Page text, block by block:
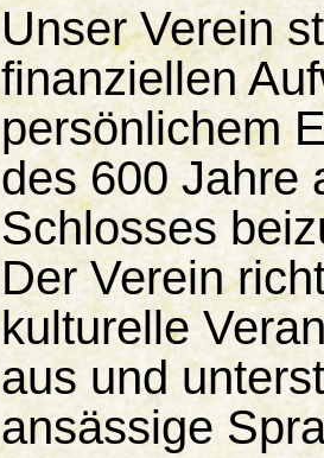
Unser Verein
finanziellen
persönlichem
des 600 Jahre
Schlosses
Der Verein
kulturelle
aus und
ansässige